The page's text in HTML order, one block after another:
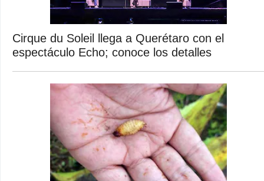
Cirque du Soleil llega a Querétaro con el
espectáculo Echo; conoce los detalles